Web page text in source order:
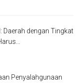
Daerah dengan Tingkat
Penyalahgunaan